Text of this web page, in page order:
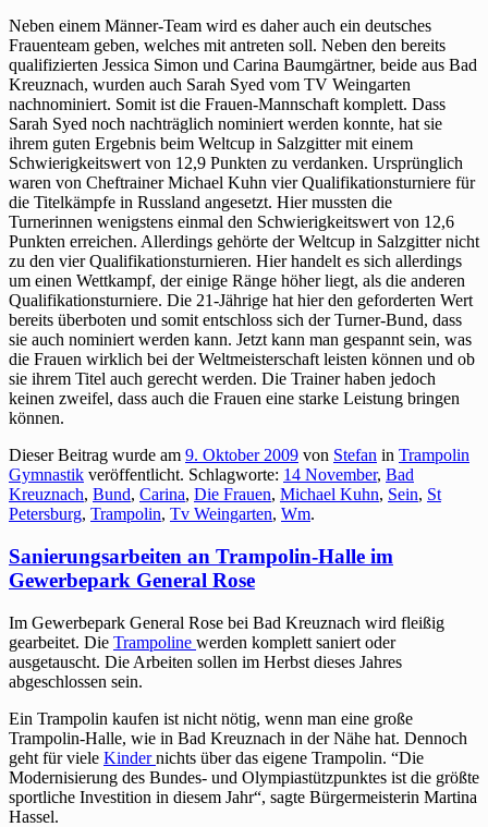
Neben einem Männer-Team wird es daher auch ein deutsches
Frauenteam geben, welches mit antreten soll. Neben den bereits
qualifizierten Jessica Simon und Carina Baumgärtner, beide aus Bad
Kreuznach, wurden auch Sarah Syed vom TV Weingarten
nachnominiert. Somit ist die Frauen-Mannschaft komplett. Dass
Sarah Syed noch nachträglich nominiert werden konnte, hat sie
ihrem guten Ergebnis beim Weltcup in Salzgitter mit einem
Schwierigkeitswert von 12,9 Punkten zu verdanken. Ursprünglich
waren von Cheftrainer Michael Kuhn vier Qualifikationsturniere für
die Titelkämpfe in Russland angesetzt. Hier mussten die
Turnerinnen wenigstens einmal den Schwierigkeitswert von 12,6
Punkten erreichen. Allerdings gehörte der Weltcup in Salzgitter nicht
zu den vier Qualifikationsturnieren. Hier handelt es sich allerdings
um einen Wettkampf, der einige Ränge höher liegt, als die anderen
Qualifikationsturniere. Die 21-Jährige hat hier den geforderten Wert
bereits überboten und somit entschloss sich der Turner-Bund, dass
sie auch nominiert werden kann. Jetzt kann man gespannt sein, was
die Frauen wirklich bei der Weltmeisterschaft leisten können und ob
sie ihrem Titel auch gerecht werden. Die Trainer haben jedoch
keinen zweifel, dass auch die Frauen eine starke Leistung bringen
können.
Dieser Beitrag wurde am 9. Oktober 2009 von Stefan in Trampolin
Gymnastik veröffentlicht. Schlagworte: 14 November, Bad
Kreuznach, Bund, Carina, Die Frauen, Michael Kuhn, Sein, St
Petersburg, Trampolin, Tv Weingarten, Wm.
Sanierungsarbeiten an Trampolin-Halle im
Gewerbepark General Rose
Im Gewerbepark General Rose bei Bad Kreuznach wird fleißig
gearbeitet. Die Trampoline werden komplett saniert oder
ausgetauscht. Die Arbeiten sollen im Herbst dieses Jahres
abgeschlossen sein.
Ein Trampolin kaufen ist nicht nötig, wenn man eine große
Trampolin-Halle, wie in Bad Kreuznach in der Nähe hat. Dennoch
geht für viele Kindernichts über das eigene Trampolin. “Die
Modernisierung des Bundes- und Olympiastützpunktes ist die größte
sportliche Investition in diesem Jahr“, sagte Bürgermeisterin Martina
Hassel.